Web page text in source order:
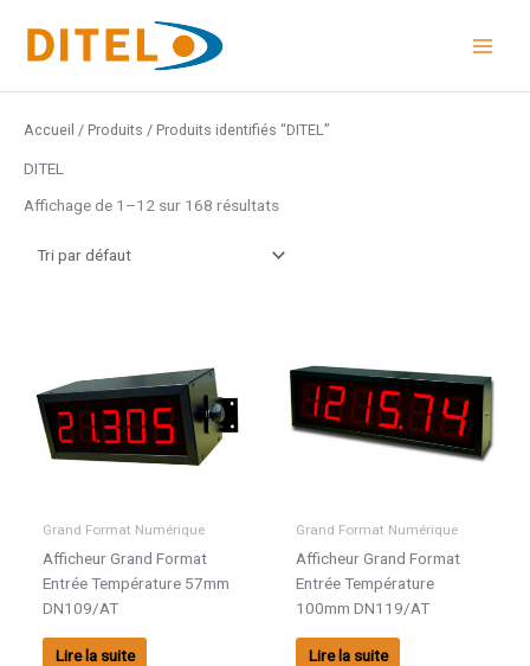
contenu
Accueil / Produits / Produits identifiés “DITEL”
DITEL
Affichage de 1–12 sur 168 résultats
Grand Format Numérique
Afficheur Grand Format
Entrée Température 57mm
DN109/AT
Lire la suite
Grand Format Numérique
Afficheur Grand Format
Entrée Température
100mm DN119/AT
Lire la suite